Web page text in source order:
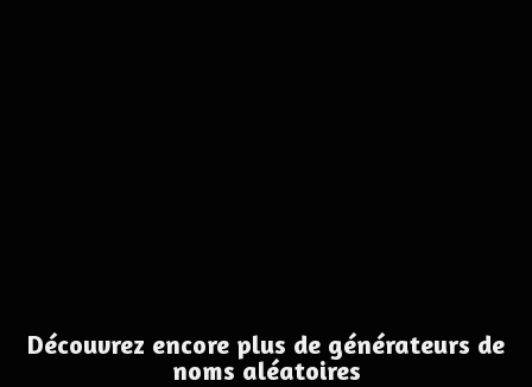
Découvrez encore plus de générateurs de
noms aléatoires